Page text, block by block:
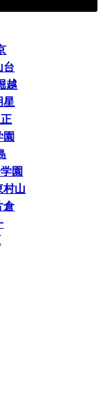
台
越
星
園
園
村山
倉